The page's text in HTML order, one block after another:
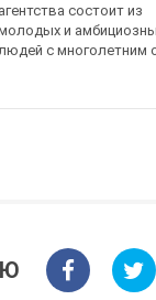
агентства состоит из
и
людей с многолетним